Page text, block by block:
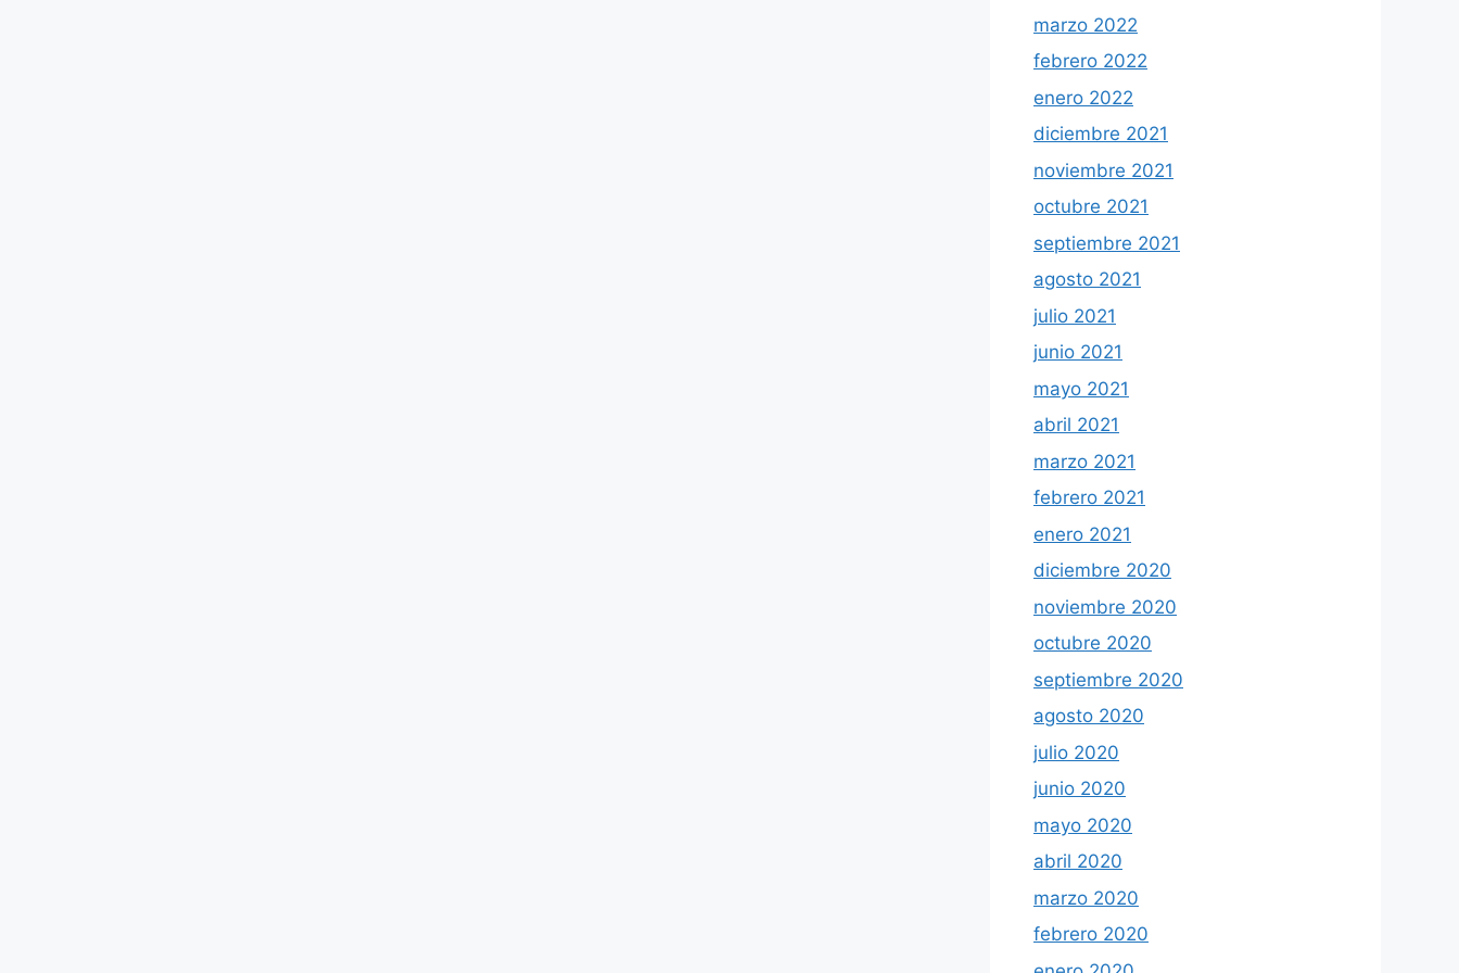
marzo 2022
febrero 2022
enero 2022
diciembre 2021
noviembre 2021
octubre 2021
septiembre 2021
agosto 2021
julio 2021
junio 2021
mayo 2021
abril 2021
marzo 2021
febrero 2021
enero 2021
diciembre 2020
noviembre 2020
octubre 2020
septiembre 2020
agosto 2020
julio 2020
junio 2020
mayo 2020
abril 2020
marzo 2020
febrero 2020